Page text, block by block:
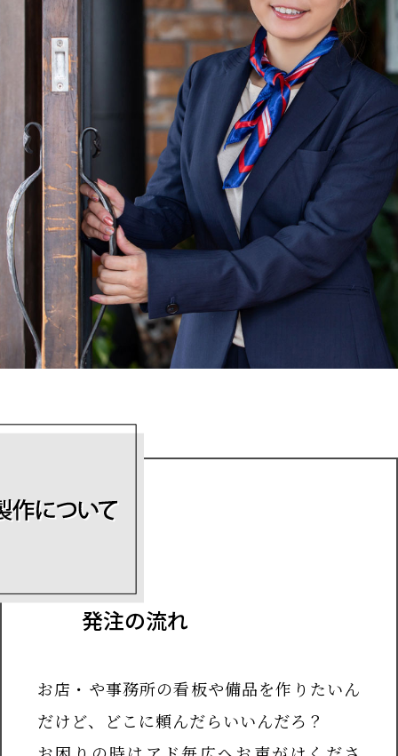
発注の流れ
お店・や事務所の看板や備品を作りたいん
だけど、どこに頼んだらいいんだろ？